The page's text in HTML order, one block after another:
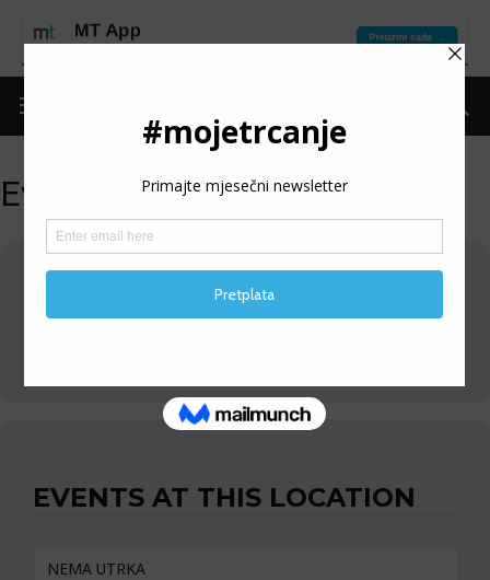
Events at this location
TJENTIŠTE
EVENTS AT THIS LOCATION
NEMA UTRKA